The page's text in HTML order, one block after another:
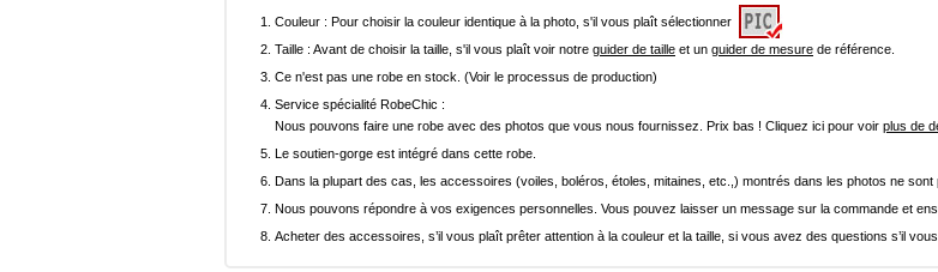
Couleur : Pour choisir la couleur identique à la photo, s'il vous plaît sélectionner
Taille : Avant de choisir la taille, s'il vous plaît voir notre guider de taille et un guider de mesure de référence.
Ce n'est pas une robe en stock. (Voir le processus de production)
Service spécialité RobeChic :
Nous pouvons faire une robe avec des photos que vous nous fournissez. Prix bas ! Cliquez ici pour voir plus de
Le soutien-gorge est intégré dans cette robe.
Dans la plupart des cas, les accessoires (voiles, boléros, étoles, mitaines, etc.,) montrés dans les photos ne
Nous pouvons répondre à vos exigences personnelles. Vous pouvez laisser un message sur la commande et
Acheter des accessoires, s’il vous plaît prêter attention à la couleur et la taille, si vous avez des questions s’il